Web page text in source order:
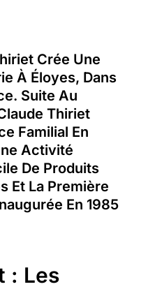
Crée Une
À Éloyes, Dans
Suite Au
Thiriet
Familial En
Activité
De Produits
Et La Première
En 1985
: Les